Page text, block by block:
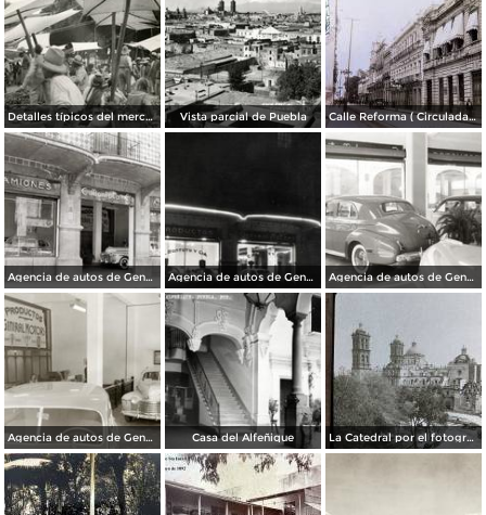
Detalles típicos del mercado Vista parcial de Puebla Calle Reforma ( Circulada el 15 de Marzo de 1933 ).
Agencia de autos de General Motors Agencia de autos de General Motors Agencia de autos de General Motors
Agencia de autos de General Motors Casa del Alfeñique La Catedral por el fotografo William H. Rau.